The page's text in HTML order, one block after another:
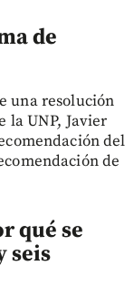
de
una resolución
la UNP, Javier
del
de
qué se
seis